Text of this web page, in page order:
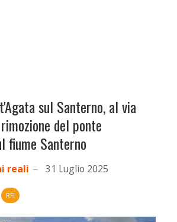
sul Santerno, al via
del ponte
fiume Santerno
reali 31 Luglio 2025
RFI